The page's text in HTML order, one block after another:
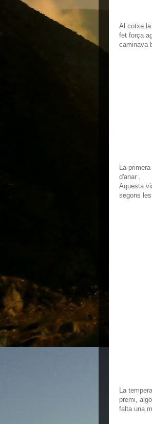
Al cotxe
fet força
caminava
La
d'anar .
Aquesta
segons
La
premi,
falta una